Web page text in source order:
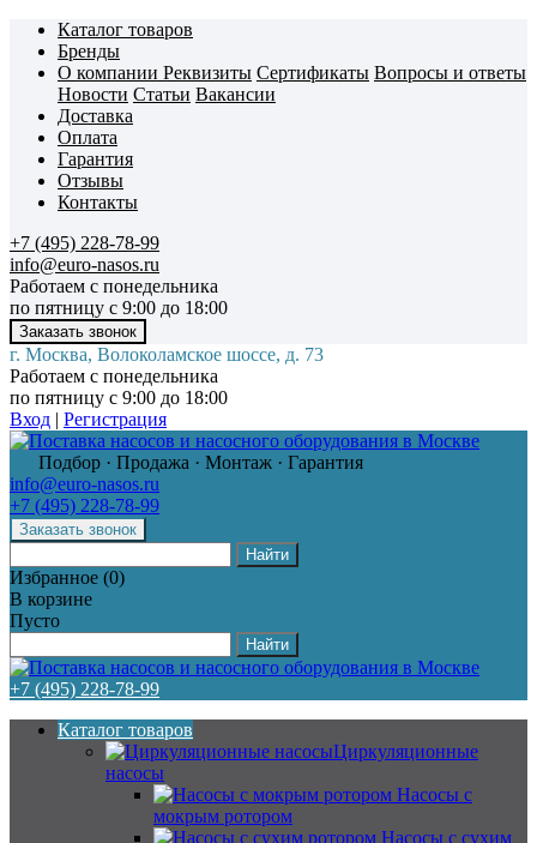
Каталог товаров
Бренды
О компании Реквизиты Сертификаты Вопросы и ответы
Новости Статьи Вакансии
Доставка
Оплата
Гарантия
Отзывы
Контакты
+7 (495) 228-78-99
info@euro-nasos.ru
Работаем с понедельника
по пятницу с 9:00 до 18:00
г. Москва, Волоколамское шоссе, д. 73
Работаем с понедельника
по пятницу с 9:00 до 18:00
Вход | Регистрация
Подбор · Продажа · Монтаж · Гарантия
info@euro-nasos.ru
+7 (495) 228-78-99
Избранное (0)
В корзине
Пусто
+7 (495) 228-78-99
Каталог товаров
Циркуляционные
насосы
Насосы с
мокрым ротором
Насосы с сухим